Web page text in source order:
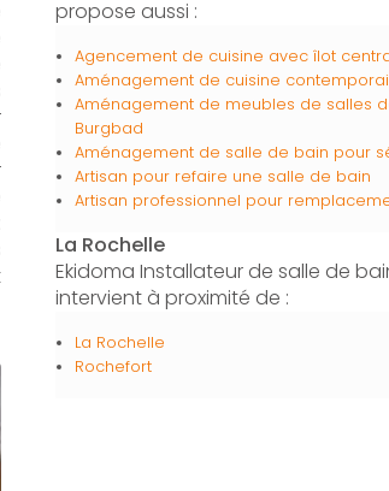
propose aussi :
Agencement de cuisine avec îlot
Aménagement de cuisine
Aménagement de meubles de salles
Burgbad
Aménagement de salle de bain pour
Artisan pour refaire une salle de bain
Artisan professionnel pour
La Rochelle
Ekidoma Installateur de salle de
intervient à proximité de :
La Rochelle
Rochefort